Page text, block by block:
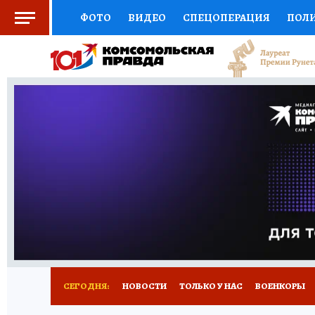
ФОТО ВИДЕО СПЕЦОПЕРАЦИЯ
СОЦПОДДЕРЖКА НАУКА СПОРТ
ВЫБОР ЭКСПЕРТОВ ДОКТОР
ПРОГНОЗЫ НА СПОРТ
НОВОЕ
СЕГОДНЯ: НОВОСТИ ТОЛЬКО У НАС ВОЕНКОРЫ